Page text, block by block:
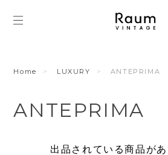
Home LUXURY ANTEPRIMA
ANTEPRIMA
出品されている商品があ